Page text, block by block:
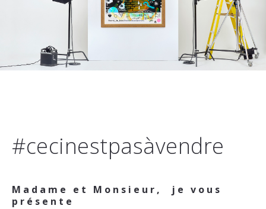
#cecinestpasàvendre
Madame et Monsieur, je vous
présente